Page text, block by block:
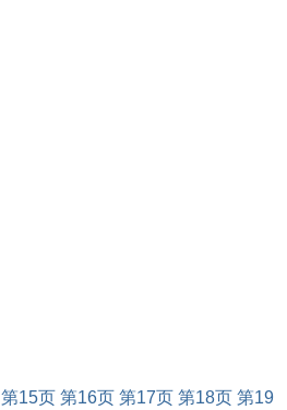
第15页 第16页 第17页 第18页 第19